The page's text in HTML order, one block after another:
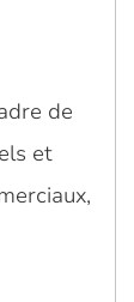
de
et